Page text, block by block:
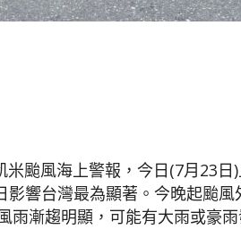
颱風海上警報，今日(7月23日
響台灣最為顯著。今晚起颱風
漸趨明顯，可能有大雨或豪雨